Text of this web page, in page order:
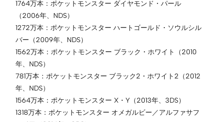
1764万本：ポケットモンスター ダイヤモンド・パール
（2006年、NDS）
1272万本：ポケットモンスター ハートゴールド・ソウルシル
バー（2009年、NDS）
1562万本：ポケットモンスター ブラック・ホワイト（2010
年、NDS）
781万本：ポケットモンスター ブラック2・ホワイト2（2012
年、NDS）
1564万本：ポケットモンスター X・Y（2013年、3DS）
1318万本：ポケットモンスター オメガルビー／アルファサフ